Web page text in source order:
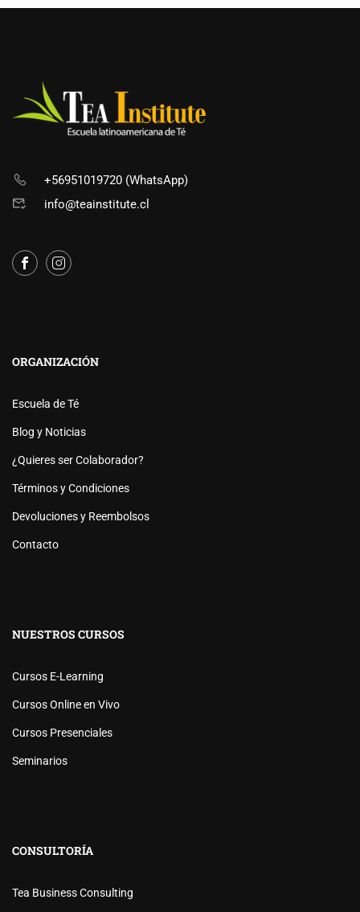
+56951019720 (WhatsApp)
info@teainstitute.cl
ORGANIZACIÓN
Escuela de Té
Blog y Noticias
¿Quieres ser Colaborador?
Términos y Condiciones
Devoluciones y Reembolsos
Contacto
NUESTROS CURSOS
Cursos E-Learning
Cursos Online en Vivo
Cursos Presenciales
Seminarios
CONSULTORÍA
Tea Business Consulting